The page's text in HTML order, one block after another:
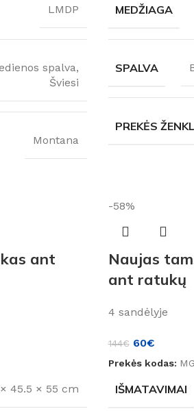
LMDP
spalva,
Šviesi
Montana
MEDŽIAGA
SPALVA
PREKĖS
ant
45.5 × 55 cm
-58%
Naujas
ant ratukų
4 sandėlyje
144€ 60€
Prekės kodas:
IŠMATAVIMAI